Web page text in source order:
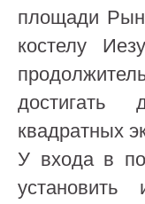
площади
костелу
квадратных
У входа в
установить